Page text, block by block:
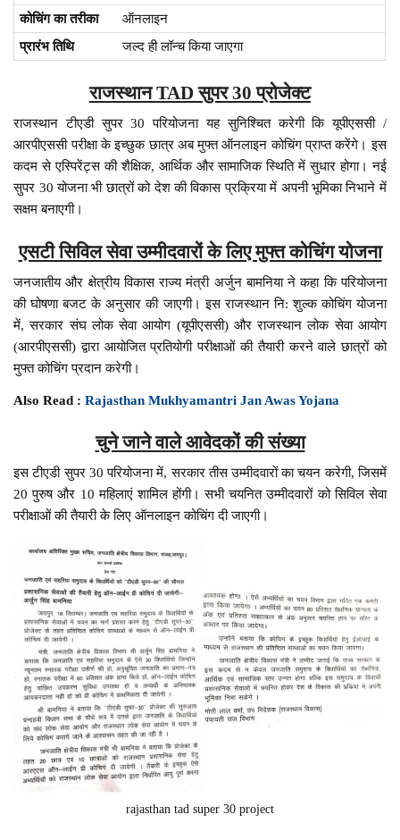
कोचिंग का तरीका
ऑनलाइन
प्रारंभ तिथि
जल्द ही लॉन्च किया जाएगा
राजस्थान TAD सुपर 30 प्रोजेक्ट
राजस्थान टीएडी सुपर 30 परियोजना यह सुनिश्चित करेगी कि यूपीएससी /
आरपीएससी परीक्षा के इच्छुक छात्र अब मुफ्त ऑनलाइन कोचिंग प्राप्त करेंगे। इस
कदम से एस्पिरेंट्स की शैक्षिक, आर्थिक और सामाजिक स्थिति में सुधार होगा। नई
सुपर 30 योजना भी छात्रों को देश की विकास प्रक्रिया में अपनी भूमिका निभाने में
सक्षम बनाएगी।
एसटी सिविल सेवा उम्मीदवारों के लिए मुफ्त कोचिंग योजना
जनजातीय और क्षेत्रीय विकास राज्य मंत्री अर्जुन बामनिया ने कहा कि परियोजना
की घोषणा बजट के अनुसार की जाएगी। इस राजस्थान नि: शुल्क कोचिंग योजना
में, सरकार संघ लोक सेवा आयोग (यूपीएससी) और राजस्थान लोक सेवा आयोग
(आरपीएससी) द्वारा आयोजित प्रतियोगी परीक्षाओं की तैयारी करने वाले छात्रों को
मुफ्त कोचिंग प्रदान करेगी।
Also Read :Rajasthan Mukhyamantri Jan Awas Yojana
चुने जाने वाले आवेदकों की संख्या
इस टीएडी सुपर 30 परियोजना में, सरकार तीस उम्मीदवारों का चयन करेगी, जिसमें
20 पुरुष और 10 महिलाएं शामिल होंगी। सभी चयनित उम्मीदवारों को सिविल सेवा
परीक्षाओं की तैयारी के लिए ऑनलाइन कोचिंग दी जाएगी।
rajasthan tad super 30 project